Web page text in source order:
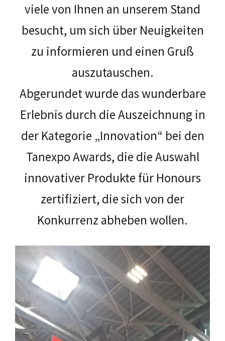
viele von Ihnen an unserem Stand
besucht, um sich über Neuigkeiten
zu informieren und einen Gruß
auszutauschen.
Abgerundet wurde das wunderbare
Erlebnis durch die Auszeichnung in
der Kategorie „Innovation“ bei den
Tanexpo Awards, die die Auswahl
innovativer Produkte für Honours
zertifiziert, die sich von der
Konkurrenz abheben wollen.
i
o
-
P